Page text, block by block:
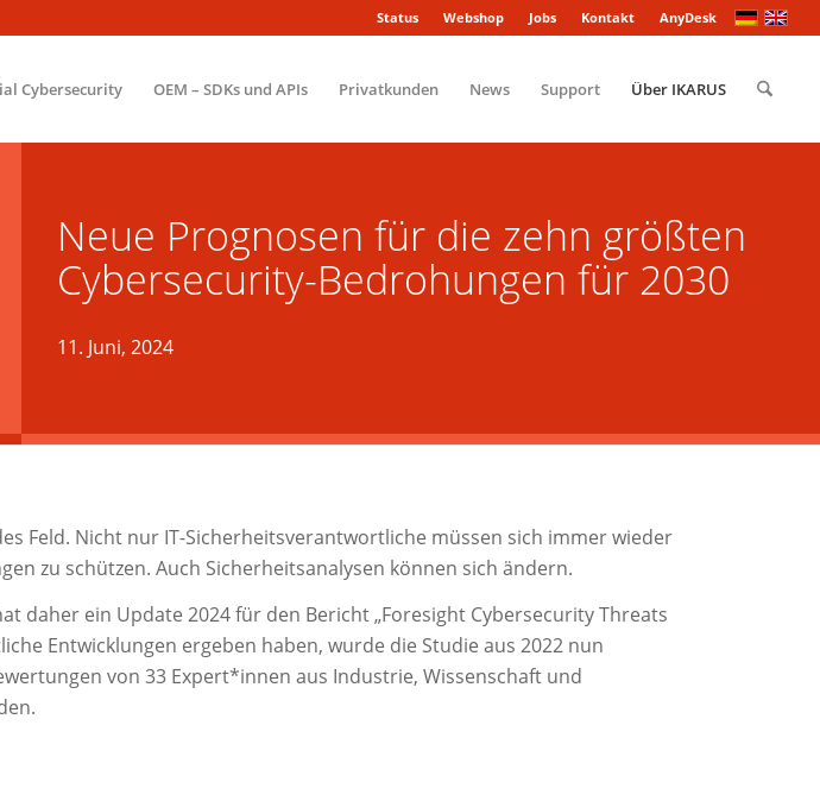
Status Webshop Jobs Kontakt AnyDesk
Cybersecurity OEM – SDKs und APIs Privatkunden News Support Über IKARUS
Neue Prognosen für die zehn größten
Cybersecurity-Bedrohungen für 2030
11. Juni, 2024
Feld. Nicht nur IT-Sicherheitsverantwortliche müssen sich immer wieder
zu schützen. Auch Sicherheitsanalysen können sich ändern.
daher ein Update 2024 für den Bericht „Foresight Cybersecurity Threats
Entwicklungen ergeben haben, wurde die Studie aus 2022 nun
von 33 Expert*innen aus Industrie, Wissenschaft und